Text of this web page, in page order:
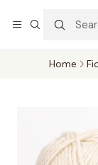
No concelho
Home